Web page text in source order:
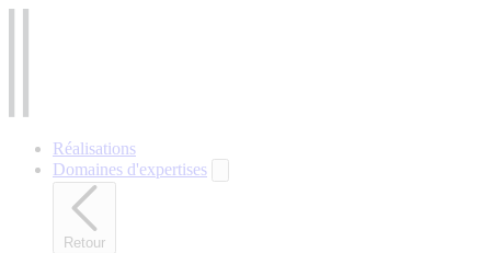
Réalisations
Domaines d'expertises
Retour